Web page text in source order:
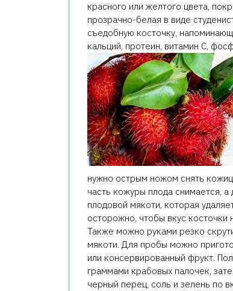
красного или желтого цвета,
прозрачно-белая в виде
съедобную косточку,
кальций, протеин, витамин С,
нужно острым ножом снять
часть кожуры плода снимается,
плодовой мякоти, которая
осторожно, чтобы вкус косточки
Также можно руками резко
мякоти. Для пробы можно
или консервированный фрукт.
граммами крабовых палочек,
черный перец, соль и зелень по